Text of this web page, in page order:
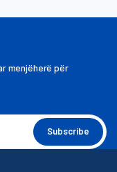
menjëherë për
Subscribe